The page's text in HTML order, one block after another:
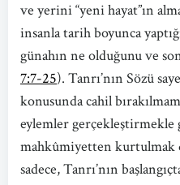
ve yerini “yeni hayat”ın
insanla tarih boyunca
günahın ne olduğunu ve
7:7-25). Tanrı’nın Sözü
konusunda cahil
eylemler gerçekleştirmekle
mahkûmiyetten kurtulmak
sadece, Tanrı’nın